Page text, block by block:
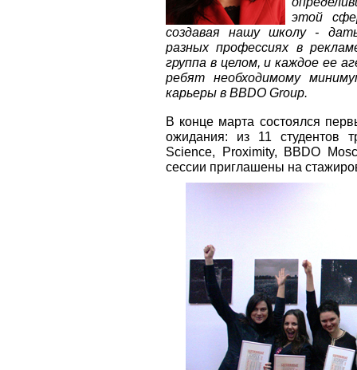
этой
создавая нашу школу -
разных профессиях в
группа в целом, и каждое ее
ребят необходимому
карьеры в BBDO Group.
В конце марта состоялся
ожидания: из 11 студентов
Science, Proximity, BBDO
сессии приглашены на